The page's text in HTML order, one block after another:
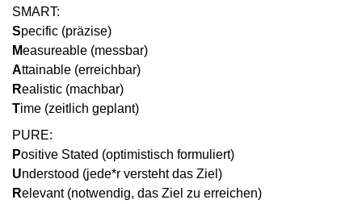
SMART:
Specific (präzise)
Measureable (messbar)
Attainable (erreichbar)
Realistic (machbar)
Time (zeitlich geplant)
PURE:
Positive Stated (optimistisch formuliert)
Understood (jede*r versteht das Ziel)
Relevant (notwendig, das Ziel zu erreichen)